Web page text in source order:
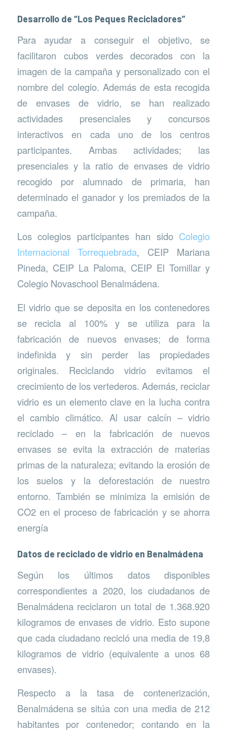
Desarrollo de “Los Peques Recicladores”
Para ayudar a conseguir el objetivo, se
facilitaron cubos verdes decorados con la
imagen de la campaña y personalizado con el
nombre del colegio. Además de esta recogida
de envases de vidrio, se han realizado
actividades presenciales y concursos
interactivos en cada uno de los centros
participantes. Ambas actividades; las
presenciales y la ratio de envases de vidrio
recogido por alumnado de primaria, han
determinado el ganador y los premiados de la
campaña.
Los colegios participantes han sido Colegio
Internacional Torrequebrada, CEIP Mariana
Pineda, CEIP La Paloma, CEIP El Tomillar y
Colegio Novaschool Benalmádena.
El vidrio que se deposita en los contenedores
se recicla al 100% y se utiliza para la
fabricación de nuevos envases; de forma
indefinida y sin perder las propiedades
originales. Reciclando vidrio evitamos el
crecimiento de los vertederos. Además, reciclar
vidrio es un elemento clave en la lucha contra
el cambio climático. Al usar calcín – vidrio
reciclado – en la fabricación de nuevos
envases se evita la extracción de materias
primas de la naturaleza; evitando la erosión de
los suelos y la deforestación de nuestro
entorno. También se minimiza la emisión de
CO2 en el proceso de fabricación y se ahorra
energía
Datos de reciclado de vidrio en Benalmádena
Según los últimos datos disponibles
correspondientes a 2020, los ciudadanos de
Benalmádena reciclaron un total de 1.368.920
kilogramos de envases de vidrio. Esto supone
que cada ciudadano recicló una media de 19,8
kilogramos de vidrio (equivalente a unos 68
envases).
Respecto a la tasa de contenerización,
Benalmádena se sitúa con una media de 212
habitantes por contenedor; contando en la